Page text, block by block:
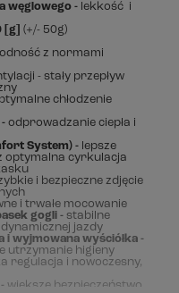
węglowego - lekkość i
[g] (+/- 50g)
z normami
- stały przepływ
chłodzenie
odprowadzanie ciepła i
System) - lepsze
optymalna cyrkulacja
i bezpieczne zdjęcie
i trwałe mocowanie
gogli - stabilne
jazdy
i wyjmowana wyściółka -
utrzymanie higieny
regulacja i nowoczesny,
większe bezpieczeństwo